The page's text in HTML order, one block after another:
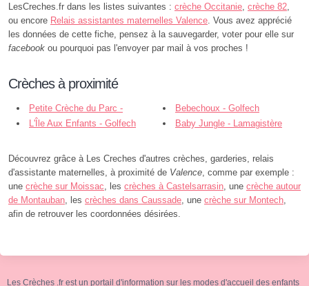
LesCreches.fr dans les listes suivantes : crèche Occitanie crèche 82
ou encore Relais assistantes maternelles Valence . Vous avez apprécié
les données de cette fiche, pensez à la sauvegarder, voter pour elle sur
facebook ou pourquoi pas l'envoyer par mail à vos proches !
Crèches à proximité
Petite Crèche du Parc -
Valence
Bebechoux - Golfech
L'Île Aux Enfants - Golfech
Baby Jungle - Lamagistère
Découvrez grâce à Les Creches d'autres crèches, garderies, relais
d'assistante maternelles, à proximité de Valence , comme par exemple :
une crèche sur Moissac , les crèches à Castelsarrasin , une crèche autour
de Montauban , les crèches dans Caussade , une crèche sur Montech
afin de retrouver les coordonnées désirées.
Les Crèches .fr est un portail d'information sur les modes d'accueil des enfants